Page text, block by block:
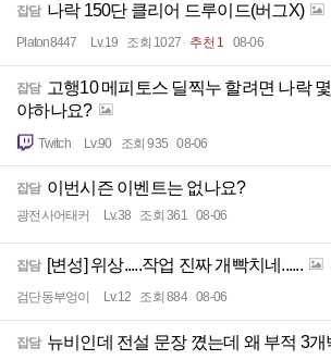
잡담 나락 150단 클리어 드루이드(버그X)
Platon8447 Lv.19 조회 1027 추천 1 08-06
잡담 고행10 메피토스 딜찍누 할려면 나락
야하나요?
Twitch Lv.90 조회 935 08-06
잡담 이번시즌 이벤트는 없나요?
광전사어태커 Lv.38 조회 361 08-06
잡담 [변성] 위상.....작업 진짜 개빡치네......
검단동부엉이 Lv.12 조회 884 08-06
잡담 뉴비인데 전설 문장 꼈는데 왜 부적 3